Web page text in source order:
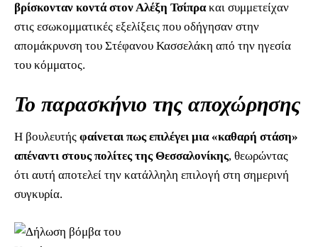
βρίσκονταν κοντά στον Αλέξη Τσίπρακαι συμμετείχαν
στις εσωκομματικές εξελίξεις που οδήγησαν στην
απομάκρυνση του Στέφανου Κασσελάκη από την ηγεσία
του κόμματος.
Το παρασκήνιο της αποχώρησης
Η βουλευτής φαίνεται πως επιλέγει μια «καθαρή στάση»
απέναντι στους πολίτες της Θεσσαλονίκης, θεωρώντας
ότι αυτή αποτελεί την κατάλληλη επιλογή στη σημερινή
συγκυρία.